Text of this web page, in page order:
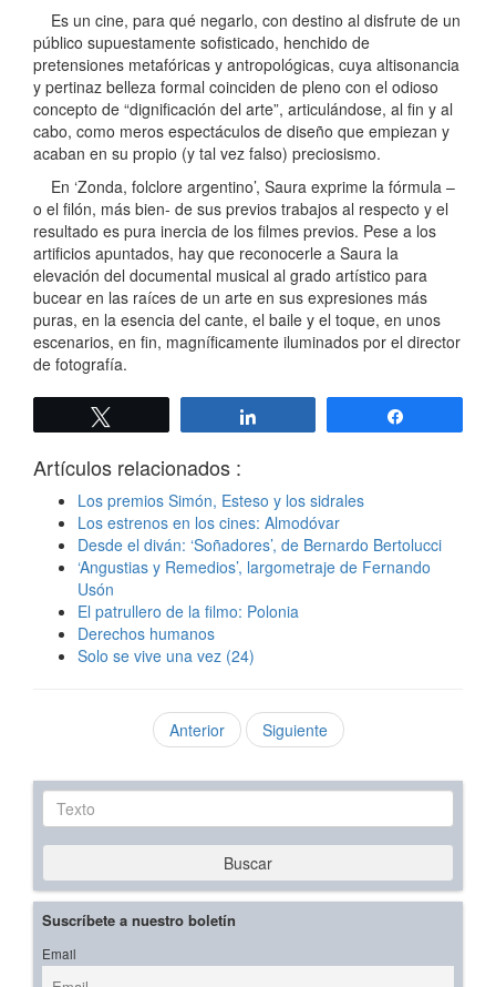
Es un cine, para qué negarlo, con destino al disfrute de un
público supuestamente sofisticado, henchido de
pretensiones metafóricas y antropológicas, cuya altisonancia
y pertinaz belleza formal coinciden de pleno con el odioso
concepto de “dignificación del arte”, articulándose, al fin y al
cabo, como meros espectáculos de diseño que empiezan y
acaban en su propio (y tal vez falso) preciosismo.
En ‘Zonda, folclore argentino’, Saura exprime la fórmula –
o el filón, más bien- de sus previos trabajos al respecto y el
resultado es pura inercia de los filmes previos. Pese a los
artificios apuntados, hay que reconocerle a Saura la
elevación del documental musical al grado artístico para
bucear en las raíces de un arte en sus expresiones más
puras, en la esencia del cante, el baile y el toque, en unos
escenarios, en fin, magníficamente iluminados por el director
de fotografía.
Artículos relacionados :
Los premios Simón, Esteso y los sidrales
Los estrenos en los cines: Almodóvar
Desde el diván: ‘Soñadores’, de Bernardo Bertolucci
‘Angustias y Remedios’, largometraje de Fernando
Usón
El patrullero de la filmo: Polonia
Derechos humanos
Solo se vive una vez (24)
Anterior Siguiente
Texto
Buscar
Suscríbete a nuestro boletín
Email